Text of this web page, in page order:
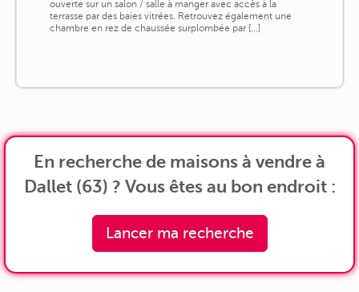
ouverte sur un salon / salle à manger avec accès à la
terrasse par des baies vitrées. Retrouvez également une
chambre en rez de chaussée surplombée par [...]
En recherche de maisons à vendre à
Dallet (63) ? Vous êtes au bon endroit :
Lancer ma recherche